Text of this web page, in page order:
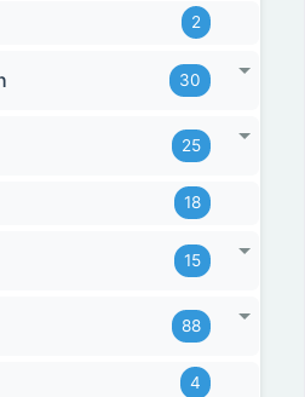
2
30
25
18
15
88
4